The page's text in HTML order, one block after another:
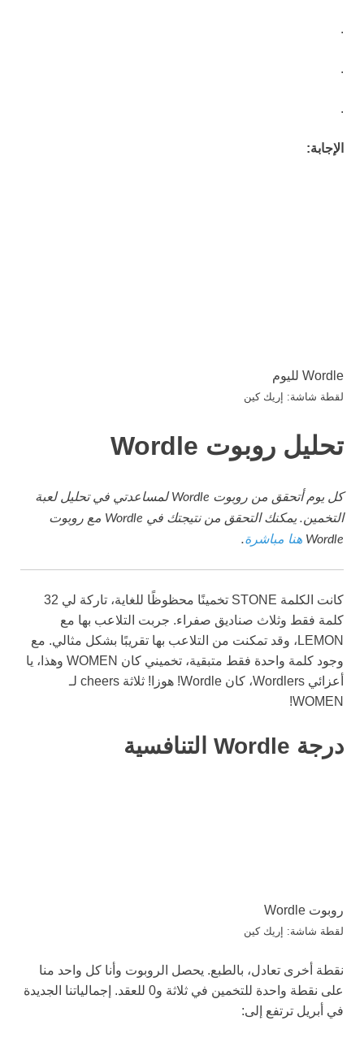
.
.
.
الإجابة:
Wordle لليوم
لقطة شاشة: إريك كين
تحليل روبوت Wordle
كل يوم أتحقق من روبوت Wordle لمساعدتي في تحليل لعبة
التخمين. يمكنك التحقق من نتيجتك في Wordle مع روبوت
Wordle هنا مباشرة.
كانت الكلمة STONE تخمينًا محظوظًا للغاية، تاركة لي 32
كلمة فقط وثلاث صناديق صفراء. جربت التلاعب بها مع
LEMON، وقد تمكنت من التلاعب بها تقريبًا بشكل مثالي. مع
وجود كلمة واحدة فقط متبقية، تخميني كان WOMEN وهذا، يا
أعزائي Wordlers، كان Wordle! هوزا! ثلاثة cheers لـ
WOMEN!
درجة Wordle التنافسية
روبوت Wordle
لقطة شاشة: إريك كين
نقطة أخرى تعادل، بالطبع. يحصل الروبوت وأنا كل واحد منا
على نقطة واحدة للتخمين في ثلاثة و0 للعقد. إجمالياتنا الجديدة
في أبريل ترتفع إلى: